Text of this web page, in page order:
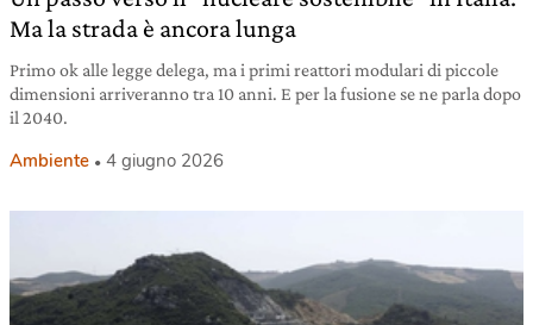
Ma la strada è ancora lunga
Primo ok alle legge delega, ma i primi reattori modulari di piccole
dimensioni arriveranno tra 10 anni. E per la fusione se ne parla dopo
il 2040.
Ambiente 4 giugno 2026